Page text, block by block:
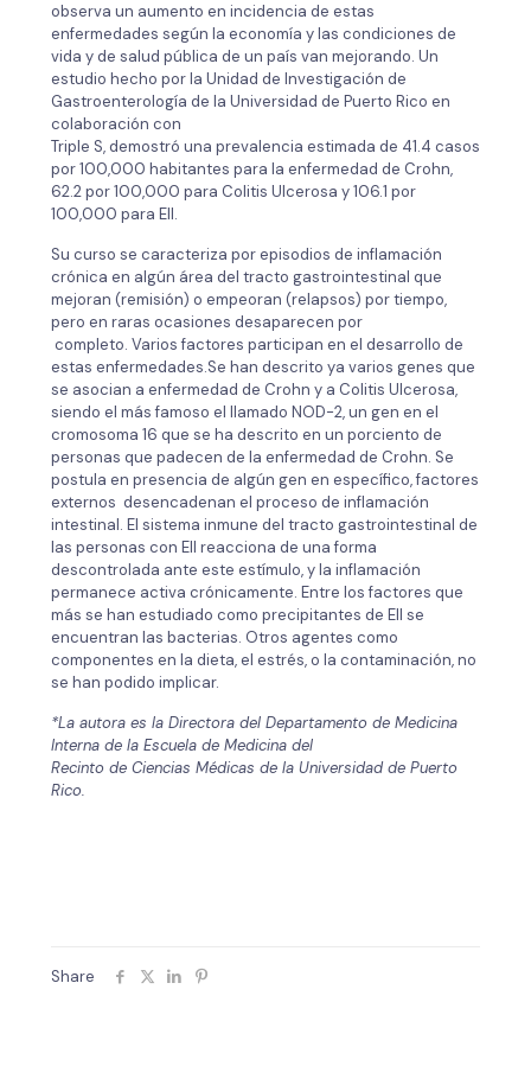
observa un aumento en incidencia de estas
enfermedades según la economía y las condiciones de
vida y de salud pública de un país van mejorando. Un
estudio hecho por la Unidad de Investigación de
Gastroenterología de la Universidad de Puerto Rico en
colaboración con
Triple S, demostró una prevalencia estimada de 41.4 casos
por 100,000 habitantes para la enfermedad de Crohn,
62.2 por 100,000 para Colitis Ulcerosa y 106.1 por
100,000 para EII.
Su curso se caracteriza por episodios de inflamación
crónica en algún área del tracto gastrointestinal que
mejoran (remisión) o empeoran (relapsos) por tiempo,
pero en raras ocasiones desaparecen por
completo. Varios factores participan en el desarrollo de
estas enfermedades.Se han descrito ya varios genes que
se asocian a enfermedad de Crohn y a Colitis Ulcerosa,
siendo el más famoso el llamado NOD-2, un gen en el
cromosoma 16 que se ha descrito en un porciento de
personas que padecen de la enfermedad de Crohn. Se
postula en presencia de algún gen en específico, factores
externos desencadenan el proceso de inflamación
intestinal. El sistema inmune del tracto gastrointestinal de
las personas con EII reacciona de una forma
descontrolada ante este estímulo, y la inflamación
permanece activa crónicamente. Entre los factores que
más se han estudiado como precipitantes de EII se
encuentran las bacterias. Otros agentes como
componentes en la dieta, el estrés, o la contaminación, no
se han podido implicar.
*La autora es la Directora del Departamento de Medicina
Interna de la Escuela de Medicina del
Recinto de Ciencias Médicas de la Universidad de Puerto
Rico.
Share